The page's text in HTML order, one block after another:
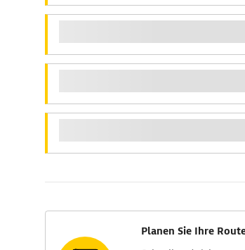
Planen Sie Ihre